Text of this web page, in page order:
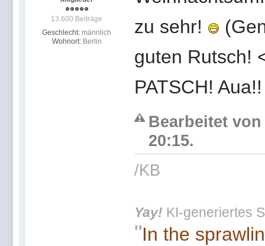
13.600 Beiträge
Geschlecht: männlich
Wohnort: Berlin
zu sehr!
guten Rutsch!
PATSCH! Aua!!
Bearbeitet von
20:15.
/KB
Yay! KI-generiertes
"In the